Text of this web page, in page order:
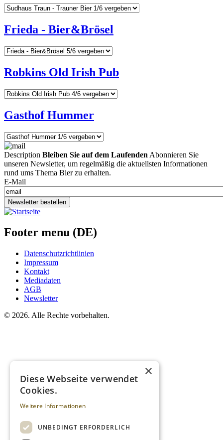
Frieda - Bier&Brösel
Robkins Old Irish Pub
Gasthof Hummer
Description Bleiben Sie auf dem Laufenden Abonnieren Sie
unseren Newsletter, um regelmäßig die aktuellsten Informationen
rund ums Thema Bier zu erhalten.
E-Mail
Newsletter bestellen
Footer menu (DE)
Datenschutzrichtlinien
Impressum
Kontakt
Mediadaten
AGB
Newsletter
© 2026. Alle Rechte vorbehalten.
×
Diese Webseite verwendet
Cookies.
Weitere Informationen
UNBEDINGT ERFORDERLICH